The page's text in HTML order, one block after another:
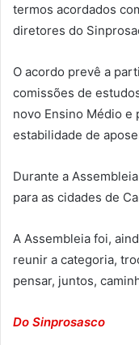
termos acordados
diretores do
O acordo prevê a
comissões de
novo Ensino Médio e
estabilidade de
Durante a
para as cidades de
A Assembleia foi,
reunir a categoria,
pensar, juntos,
Do Sinprosasco